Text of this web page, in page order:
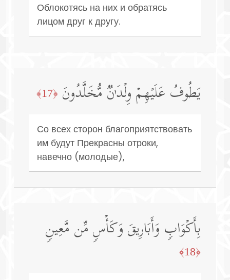
Облокотясь на них и обратясь
лицом друг к другу.
یَطُوفُ عَلَیۡهِمۡ وِلۡدَ ٰ⁠نࣱ مُّخَلَّدُونَ ﴿17﴾
Со всех сторон благоприятствовать
им будут Прекрасны отроки,
навечно (молодые),
بِأَكۡوَابࣲ وَأَبَارِیقَ وَكَأۡسࣲ مِّن مَّعِینࣲ
﴿18﴾